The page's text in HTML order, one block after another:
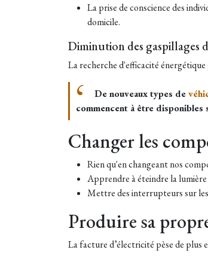
La prise de conscience des
domicile.
Diminution des gaspillages
La recherche d'efficacité
De nouveaux types de
commencent à être disponibles
Changer les
Rien qu'en changeant nos
Apprendre à éteindre la
Mettre des interrupteurs sur
Produire sa
La facture d’électricité pèse de plus